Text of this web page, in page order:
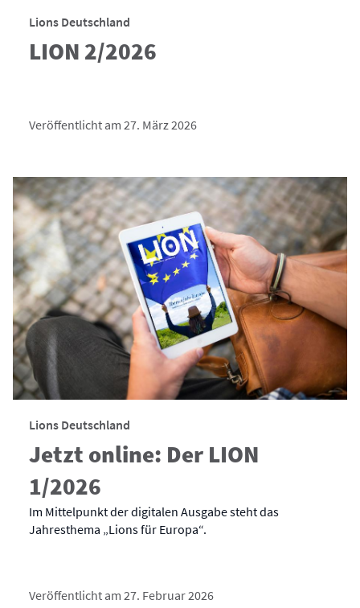
Lions Deutschland
LION 2/2026
Veröffentlicht am 27. März 2026
Lions Deutschland
Jetzt online: Der LION
1/2026
Im Mittelpunkt der digitalen Ausgabe steht das
Jahresthema „Lions für Europa“.
Veröffentlicht am 27. Februar 2026